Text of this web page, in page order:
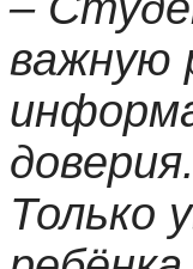
важную
Только